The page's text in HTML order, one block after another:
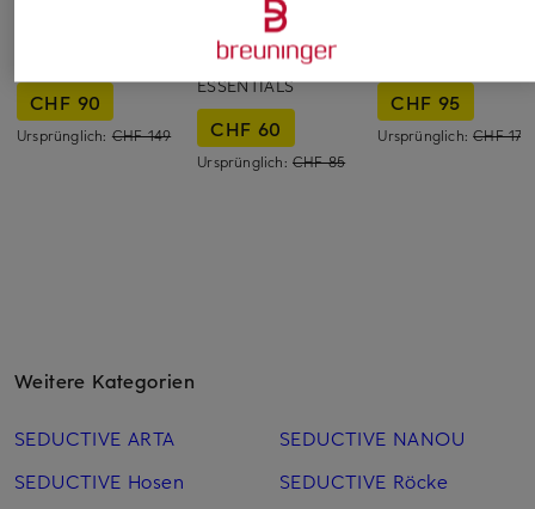
CHF 90
Ursprünglich: CHF 149
adidas Originals
Trainingshose
ESSENTIALS
CHF 60
Ursprünglich: CHF 85
CHF 95
Ursprünglich:CHF 179
Weitere Kategorien
SEDUCTIVE ARTA
SEDUCTIVE Hosen
SEDUCTIVE NANOU
SEDUCTIVE Röcke